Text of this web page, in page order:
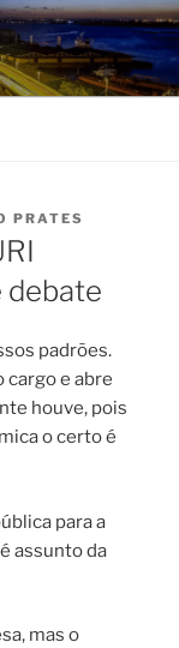
PRATES
debate
padrões.
cargo e abre
houve, pois
o certo é
para a
assunto da
mas o